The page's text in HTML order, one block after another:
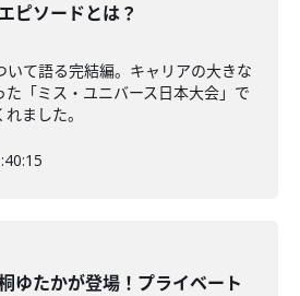
ピソードとは？
いて語る完結編。キャリアの大きな
「ミス・ユニバース日本大会」で
ました。
ゆたかが登場！プライベート